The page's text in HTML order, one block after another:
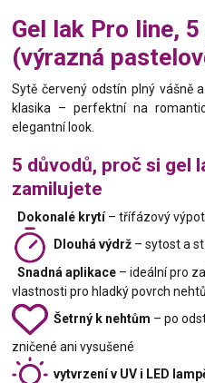
Gel lak Pro line,
(výrazná
Sytě červený odstín plný vášně
klasika – perfektní na
elegantní look.
5 důvodů, proč si gel
zamilujete
Dokonalé krytí– třífázový
Dlouhá výdrž – sytost a
Snadná aplikace – ideální pro
vlastnosti pro hladký povrch nehtů
Šetrný k nehtům – po
zničené ani vysušené
vytvrzení v UV i LED